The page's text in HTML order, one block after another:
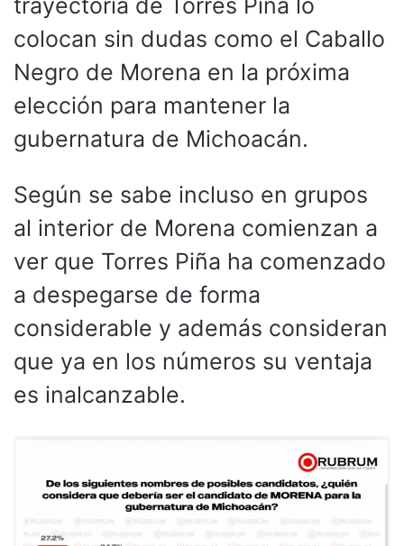
colocan sin dudas como el Caballo
Negro de Morena en la próxima
elección para mantener la
gubernatura de Michoacán.
Según se sabe incluso en grupos
al interior de Morena comienzan a
ver que Torres Piña ha comenzado
a despegarse de forma
considerable y además consideran
que ya en los números su ventaja
es inalcanzable.